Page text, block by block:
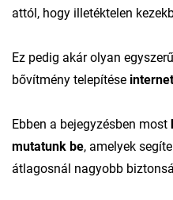
attól, hogy illetéktelen
Ez pedig akár olyan
bővítmény telepítése
Ebben a bejegyzésben most
mutatunk be, amelyek
átlagosnál nagyobb